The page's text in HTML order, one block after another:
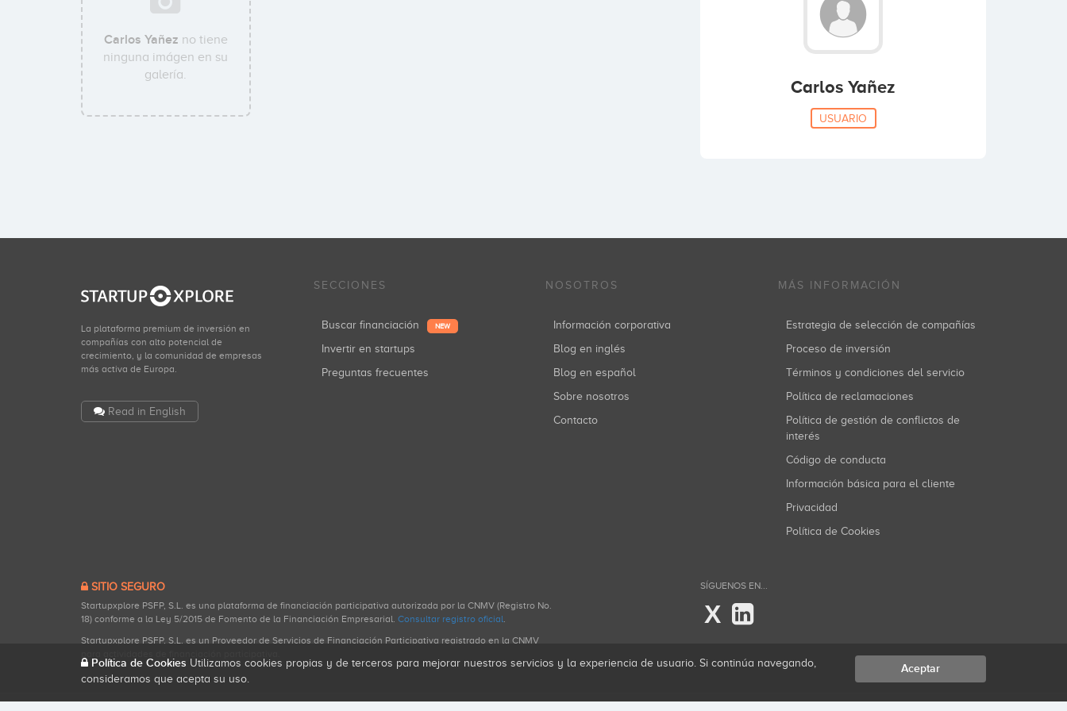
Carlos Yañez no tiene
ninguna imágen en su
galería.
Carlos Yañez
USUARIO
La plataforma premium de inversión en
compañías con alto potencial de
crecimiento, y la comunidad de empresas
más activa de Europa.
Read in English
SECCIONES
Buscar financiación NEW
Invertir en startups
Preguntas frecuentes
NOSOTROS
Información corporativa
Blog en inglés
Blog en español
Sobre nosotros
Contacto
MÁS INFORMACIÓN
Estrategia de selección de compañías
Proceso de inversión
Términos y condiciones del servicio
Política de reclamaciones
Política de gestión de conflictos de
interés
Código de conducta
Información básica para el cliente
Privacidad
Política de Cookies
SITIO SEGURO
Startupxplore PSFP, S.L. es una plataforma de financiación participativa autorizada por la CNMV (Registro No.
18) conforme a la Ley 5/2015 de Fomento de la Financiación Empresarial. Consultar registro oficial.
Startupxplore PSFP, S.L. es un Proveedor de Servicios de Financiación Participativa registrado en la CNMV
SÍGUENOS EN...
X
Política de Cookies Utilizamos cookies propias y de terceros para mejorar nuestros servicios y la experiencia de usuario. Si continúa navegando,
consideramos que acepta su uso.
Aceptar